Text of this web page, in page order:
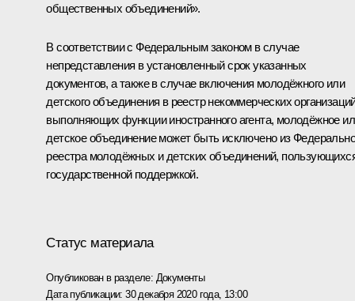
общественных объединений».
В соответствии с Федеральным законом в случае
непредставления в установленный срок указанных
документов, а также в случае включения молодёжного или
детского объединения в реестр некоммерческих
выполняющих функции иностранного агента, молодёжное
детское объединение может быть исключено из
реестра молодёжных и детских объединений,
государственной поддержкой.
Статус материала
Опубликован в разделе: Документы
Дата публикации:30 декабря 2020 года, 13:00